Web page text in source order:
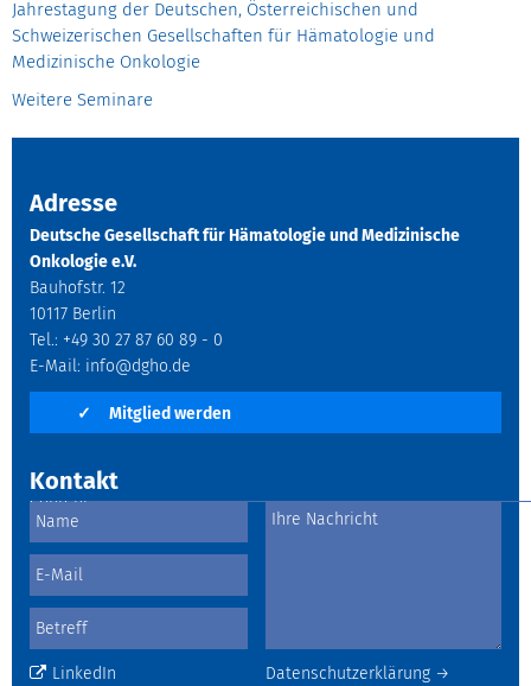
Jahrestagung der Deutschen, Österreichischen und
Schweizerischen Gesellschaften für Hämatologie und
Medizinische Onkologie
Weitere Seminare
Adresse
Deutsche Gesellschaft für Hämatologie und Medizinische
Onkologie e.V.
Bauhofstr. 12
10117 Berlin
Tel.: +49 30 27 87 60 89 - 0
E-Mail: info@dgho.de
✓ Mitglied werden
Kontakt
Datenschutzerklärung →
LinkedIn